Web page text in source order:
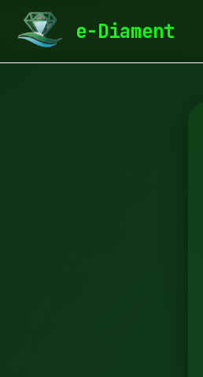
e-Diament
diamentspa.pl Moda